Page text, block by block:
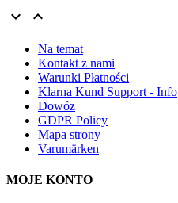
 
Na temat
Kontakt z nami
Warunki Płatności
Klarna Kund Support - Info
Dowóz
GDPR Policy
Mapa strony
Varumärken
MOJE KONTO